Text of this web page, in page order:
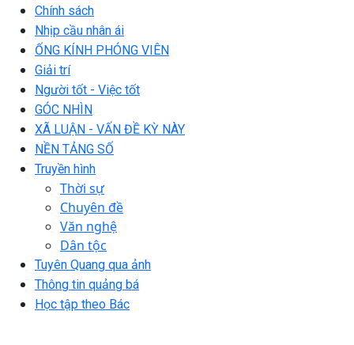
Chính sách
Nhịp cầu nhân ái
ỐNG KÍNH PHÓNG VIÊN
Giải trí
Người tốt - Việc tốt
GÓC NHÌN
XÃ LUẬN - VẤN ĐỀ KỲ NÀY
NỀN TẢNG SỐ
Truyền hình
Thời sự
Chuyên đề
Văn nghệ
Dân tộc
Tuyên Quang qua ảnh
Thông tin quảng bá
Học tập theo Bác